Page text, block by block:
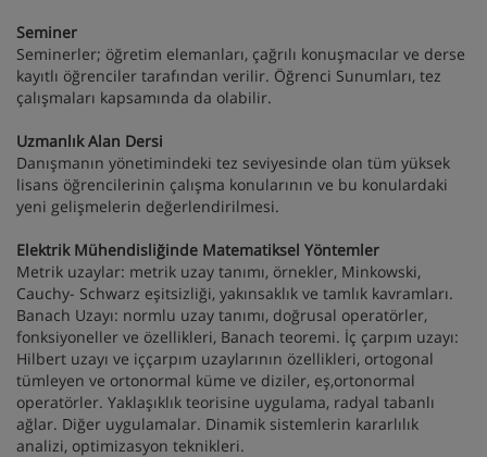
Seminer
Seminerler; öğretim elemanları, çağrılı konuşmacılar ve derse
kayıtlı öğrenciler tarafından verilir. Öğrenci Sunumları, tez
çalışmaları kapsamında da olabilir.
Uzmanlık Alan Dersi
Danışmanın yönetimindeki tez seviyesinde olan tüm yüksek
lisans öğrencilerinin çalışma konularının ve bu konulardaki
yeni gelişmelerin değerlendirilmesi.
Elektrik Mühendisliğinde Matematiksel Yöntemler
Metrik uzaylar: metrik uzay tanımı, örnekler, Minkowski,
Cauchy- Schwarz eşitsizliği, yakınsaklık ve tamlık kavramları.
Banach Uzayı: normlu uzay tanımı, doğrusal operatörler,
fonksiyoneller ve özellikleri, Banach teoremi. İç çarpım uzayı:
Hilbert uzayı ve iççarpım uzaylarının özellikleri, ortogonal
tümleyen ve ortonormal küme ve diziler, eş,ortonormal
operatörler. Yaklaşıklık teorisine uygulama, radyal tabanlı
ağlar. Diğer uygulamalar. Dinamik sistemlerin kararlılık
analizi, optimizasyon teknikleri.